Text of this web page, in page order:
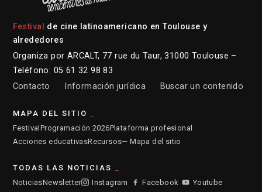
Festival
de cine latinoamericano en Toulouse y
alrededores
Organiza por ARCALT, 77 rue du Taur, 31000 Toulouse –
Teléfono: 05 61 32 98 83
Contacto
Información jurídica Buscar un contenido
MAPA DEL SITIO
Festival Programación 2026Plataforma profesional
Acciones educativasRecursos— Mapa del sitio
TODAS LAS NOTICIAS
NoticiasNewsletter Instagram Facebook Youtube